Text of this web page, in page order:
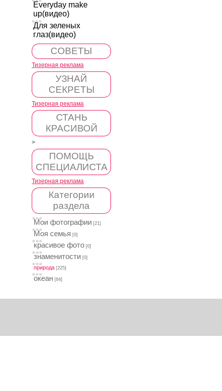
Everyday make
up(видео)
Для зеленых
глаз(видео)
СОВЕТЫ
Тизерная реклама
УЗНАЙ
СЕКРЕТЫ
Тизерная реклама
СТАНЬ
КРАСИВОЙ
>
ПОМОЩЬ
СПЕЦИАЛИСТА
Тизерная реклама
Категории
раздела
Мои фотографии [21]
Моя семья [0]
красивое фото [0]
знаменитости [0]
природа [225]
океан [64]